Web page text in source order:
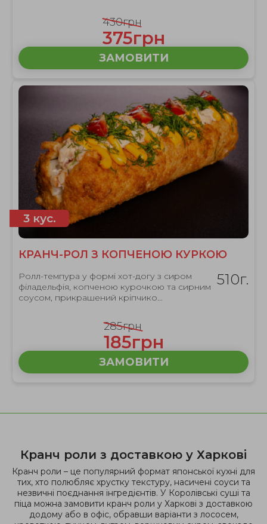
430грн
375грн
ЗАМОВИТИ
3 кус.
КРАНЧ-РОЛ З КОПЧЕНОЮ КУРКОЮ
Ролл-темпура у формі хот-догу з сиром
філадельфія, копченою курочкою та сирним
соусом, прикрашений кріпчико...
510г.
285грн
185грн
ЗАМОВИТИ
Кранч роли з доставкою у Харкові
Кранч роли – це популярний формат японської кухні для
тих, хто полюбляє хрустку текстуру, насичені соуси та
незвичні поєднання інгредієнтів. У Королівські суші та
піца можна замовити кранч роли у Харкові з доставкою
додому або в офіс, обравши варіанти з лососем,